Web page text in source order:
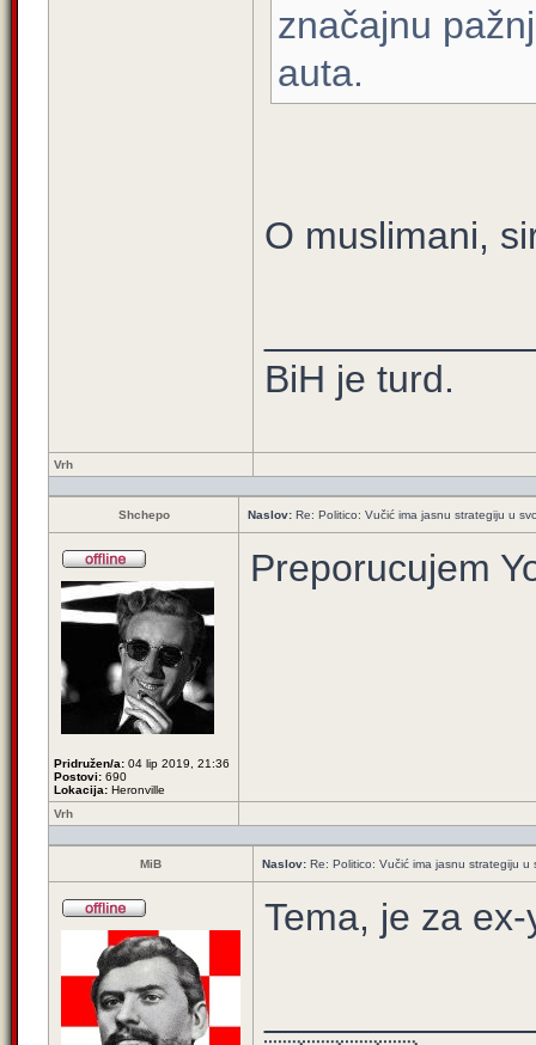
značajnu
auta.
O muslimani,
BiH je turd.
Vrh
Shchepo Naslov: Re: Politico: Vučić ima jasnu strategiju u
Pridružen/a: 04 lip 2019, 21:36
Postovi: 690
Lokacija: Heronville
Preporucujem
Vrh
MiB Naslov: Re: Politico: Vučić ima jasnu strategiju u
Tema, je za ex-